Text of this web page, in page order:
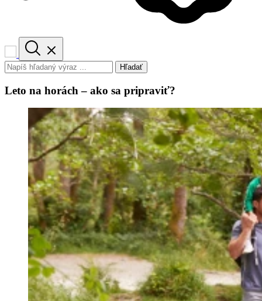
Hľadať
Leto na horách – ako sa pripraviť?